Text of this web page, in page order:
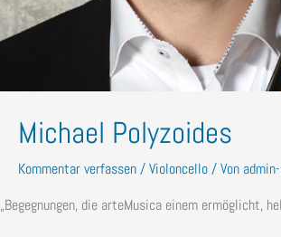
Michael Polyzoides
Kommentar verfassen/Violoncello/ Von
„Begegnungen, die arteMusica einem ermöglicht,